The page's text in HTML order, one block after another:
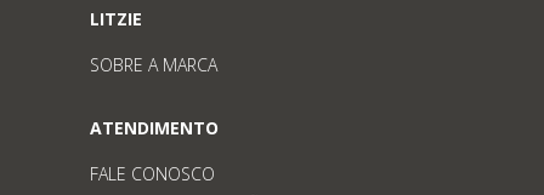
LITZIE
SOBRE A MARCA
ATENDIMENTO
FALE CONOSCO